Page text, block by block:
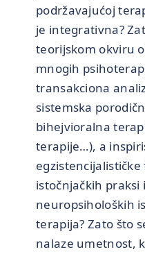
podržavajućoj
je integrativna?
teorijskom okviru
mnogih
transakciona
sistemska
bihejvioralna
terapije…), a
istočnjačkih
neuropsiholoških
terapija? Zato što
nalaze umetnost,